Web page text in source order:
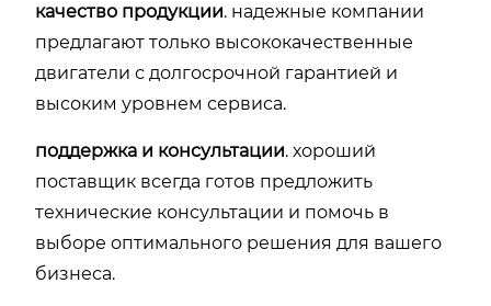
качество продукции. надежные компании
предлагают только высококачественные
двигатели с долгосрочной гарантией и
высоким уровнем сервиса.
поддержка и консультации. хороший
поставщик всегда готов предложить
технические консультации и помочь в
выборе оптимального решения для вашего
бизнеса.